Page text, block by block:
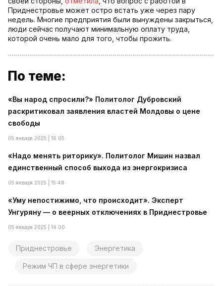
Приднестровье может остро встать уже через пару
недель. Многие предприятия были вынуждены закрыться,
люди сейчас получают минимальную оплату труда,
которой очень мало для того, чтобы прожить.
По теме:
«Вы народ спросили?» Политолог Дубровский
раскритиковал заявления властей Молдовы о цене
свободы
05 января 2025 | 16:05
«Надо менять риторику». Политолог Мишин назвал
единственный способ выхода из энергокризиса
05 января 2025 | 15:48
«Уму непостижимо, что происходит». Эксперт
Унгуряну — о веерных отключениях в Приднестровье
05 января 2025 | 14:00
Приднестровье Энергетика
Режим ЧП в сфере энергетики